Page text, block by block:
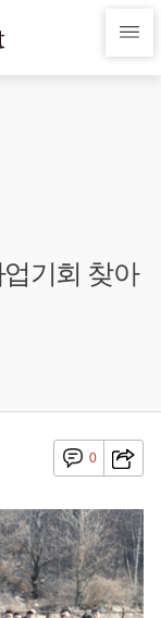
기회 찾아
0